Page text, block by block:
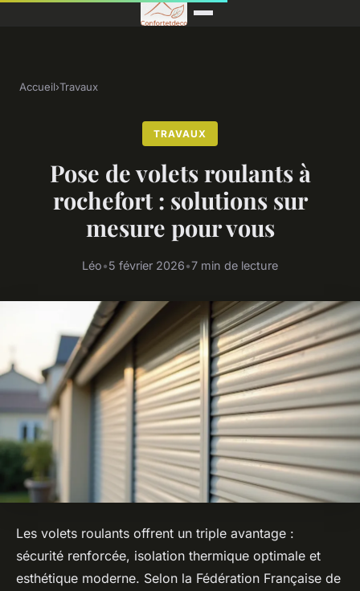
Accueil›Travaux
TRAVAUX
Pose de volets roulants à
rochefort : solutions sur
mesure pour vous
Léo•5 février 2026•7 min de lecture
Les volets roulants offrent un triple avantage :
sécurité renforcée, isolation thermique optimale et
esthétique moderne. Selon la Fédération Française de